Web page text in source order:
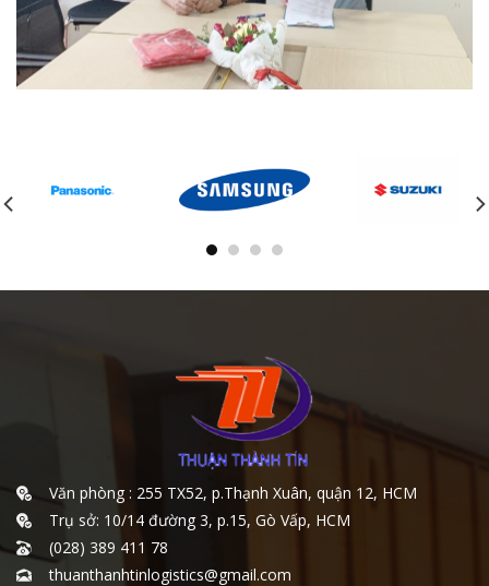
Văn phòng : 255 TX52, p.Thạnh Xuân, quận 12, HCM
Trụ sở: 10/14 đường 3, p.15, Gò Vấp, HCM
(028) 389 411 78
thuanthanhtinlogistics@gmail.com